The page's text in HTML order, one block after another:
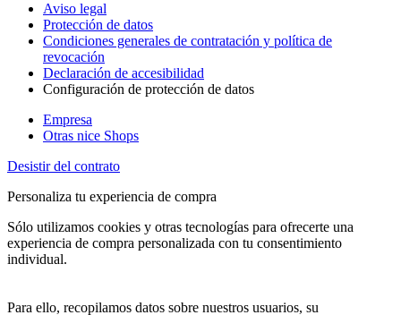
Aviso legal
Protección de datos
Condiciones generales de contratación y política de
revocación
Declaración de accesibilidad
Configuración de protección de datos
Empresa
Otras nice Shops
Desistir del contrato
Personaliza tu experiencia de compra
Sólo utilizamos cookies y otras tecnologías para ofrecerte una
experiencia de compra personalizada con tu consentimiento
individual.
Para ello, recopilamos datos sobre nuestros usuarios, su